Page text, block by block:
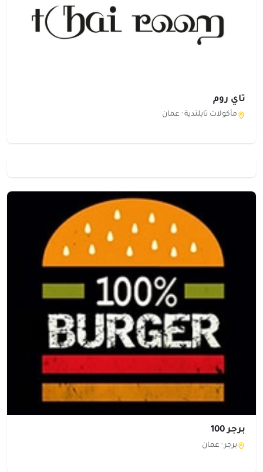
تاي روم
مأكولات تايلندية · عمان
برجر 100
برجر · عمان